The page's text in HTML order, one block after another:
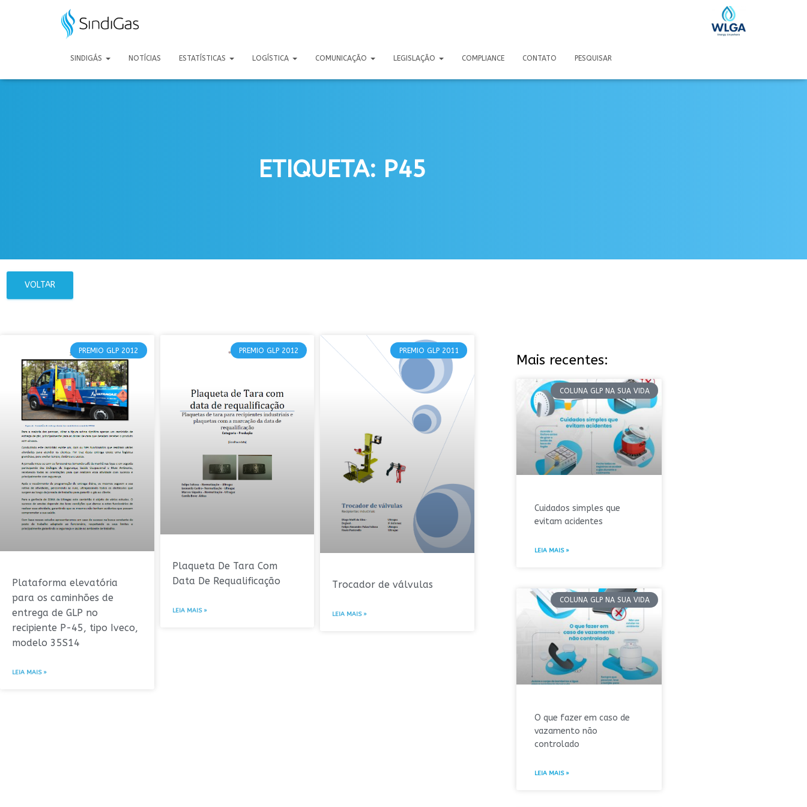
SINDIGÁS NOTÍCIAS ESTATÍSTICAS LOGÍSTICA COMUNICAÇÃO LEGISLAÇÃO COMPLIANCE CONTATO PESQUISAR
ETIQUETA: P45
VOLTAR
PREMIO GLP 2012
Plataforma elevatória
para os caminhões de
entrega de GLP no
recipiente P-45, tipo Iveco,
modelo 35S14
LEIA MAIS »
PREMIO GLP 2012
Plaqueta De Tara Com
Data De Requalificação
LEIA MAIS »
PREMIO GLP 2011
Trocador de válvulas
LEIA MAIS »
Mais recentes:
COLUNA GLP NA SUA VIDA
Cuidados simples que
evitam acidentes
LEIA MAIS »
COLUNA GLP NA SUA VIDA
O que fazer em caso de
vazamento não
controlado
LEIA MAIS »